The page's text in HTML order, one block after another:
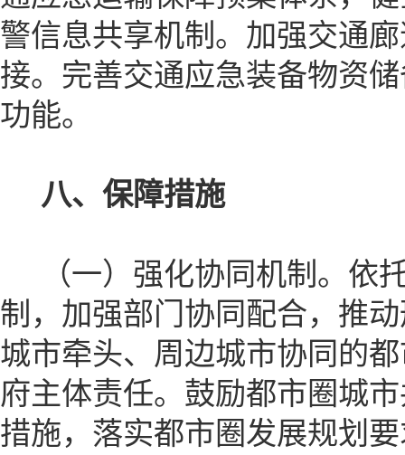
警信息共享机制。加强交通
接。完善交通应急装备物资
功能。
八、保障措施
（一）强化协同机制。依
制，加强部门协同配合，推
城市牵头、周边城市协同的
府主体责任。鼓励都市圈城
措施，落实都市圈发展规划